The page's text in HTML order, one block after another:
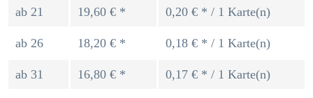
ab 21 19,60 € * 0,20 € * / 1 Karte(n)
ab 26 18,20 € * 0,18 € * / 1 Karte(n)
ab 31 16,80 € * 0,17 € * / 1 Karte(n)